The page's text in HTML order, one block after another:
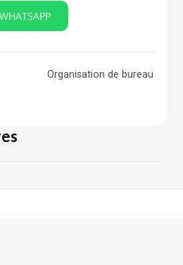
Organisation de bureau